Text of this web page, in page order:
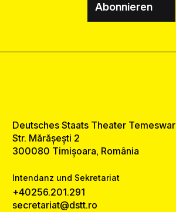
Abonnieren
Deutsches Staats Theater Temeswar
Str. Mărășești 2
300080 Timișoara, România
Intendanz und Sekretariat
+40256.201.291
secretariat@dstt.ro